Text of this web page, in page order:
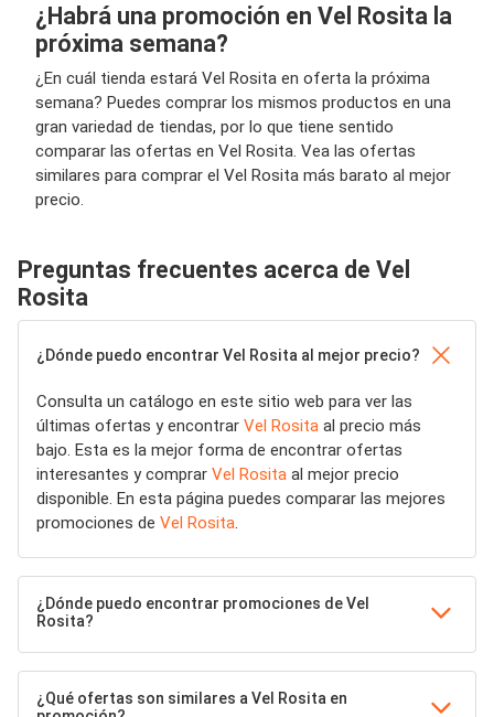
¿Habrá una promoción en Vel Rosita la
próxima semana?
¿En cuál tienda estará Vel Rosita en oferta la próxima
semana? Puedes comprar los mismos productos en una
gran variedad de tiendas, por lo que tiene sentido
comparar las ofertas en Vel Rosita. Vea las ofertas
similares para comprar el Vel Rosita más barato al mejor
precio.
Preguntas frecuentes acerca de Vel
Rosita
¿Dónde puedo encontrar Vel Rosita al mejor precio?
Consulta un catálogo en este sitio web para ver las
últimas ofertas y encontrar Vel Rosita al precio más
bajo. Esta es la mejor forma de encontrar ofertas
interesantes y comprar Vel Rosita al mejor precio
disponible. En esta página puedes comparar las mejores
promociones de Vel Rosita
¿Dónde puedo encontrar promociones de Vel
Rosita?
¿Qué ofertas son similares a Vel Rosita en